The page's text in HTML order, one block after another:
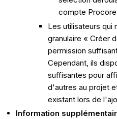
compte
Les utilisateurs qui
granulaire « Créer
permission
Cependant, ils
suffisantes pour
d'autres au projet
existant lors de
Information